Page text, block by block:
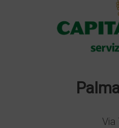
Via